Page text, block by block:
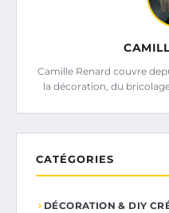
Camille Renard couvre
la décoration, du
CATÉGORIES
DÉCORATION & DIY